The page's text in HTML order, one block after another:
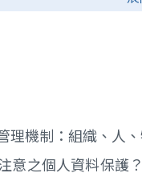
理機制：組織、人
意之個人資料保護